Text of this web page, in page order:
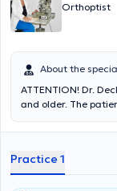
Orthoptist
About the
ATTENTION! Dr.
and older. The
Practice 1